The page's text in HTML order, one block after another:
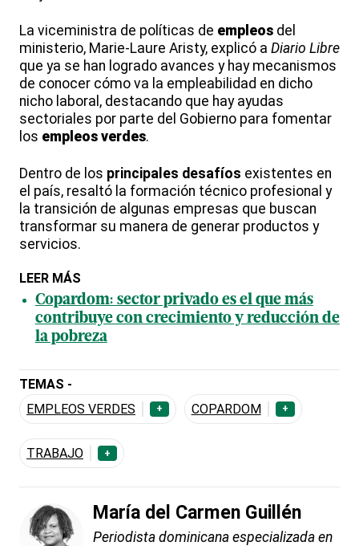
La viceministra de políticas de empleos del
ministerio, Marie-Laure Aristy, explicó a Diario Libre
que ya se han logrado avances y hay mecanismos
de conocer cómo va la empleabilidad en dicho
nicho laboral, destacando que hay ayudas
sectoriales por parte del Gobierno para fomentar
los empleos verdes.
Dentro de los principales desafíos existentes en
el país, resaltó la formación técnico profesional y
la transición de algunas empresas que buscan
transformar su manera de generar productos y
servicios.
LEER MÁS
Copardom: sector privado es el que más
contribuye con crecimiento y reducción de
la pobreza
TEMAS -
EMPLEOS VERDES
+ COPARDOM +
TRABAJO +
María del Carmen Guillén
Periodista dominicana especializada en